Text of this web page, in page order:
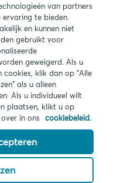
Arkéa Direct Bank NV
van partners
te bieden.
en kunnen niet
gebruikt voor
geweigerd. Als u
klik dan op "Alle
als u alleen
Als u individueel wilt
plaatsen, klikt u op
in ons cookiebeleid.